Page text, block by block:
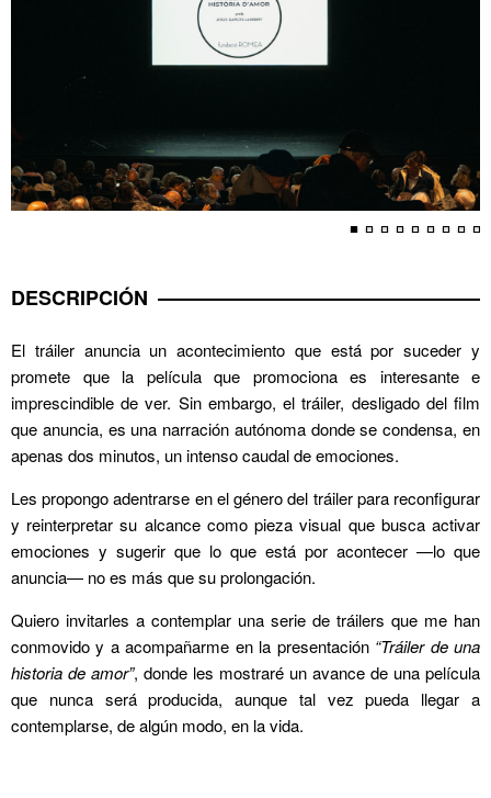
DESCRIPCIÓN
El tráiler anuncia un acontecimiento que está por suceder y
promete que la película que promociona es interesante e
imprescindible de ver. Sin embargo, el tráiler, desligado del film
que anuncia, es una narración autónoma donde se condensa, en
apenas dos minutos, un intenso caudal de emociones.
Les propongo adentrarse en el género del tráiler para reconfigurar
y reinterpretar su alcance como pieza visual que busca activar
emociones y sugerir que lo que está por acontecer —lo que
anuncia— no es más que su prolongación.
Quiero invitarles a contemplar una serie de tráilers que me han
conmovido y a acompañarme en la presentación “Tráiler de una
historia de amor”, donde les mostraré un avance de una película
que nunca será producida, aunque tal vez pueda llegar a
contemplarse, de algún modo, en la vida.